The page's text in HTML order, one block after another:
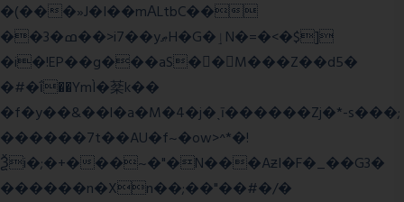
�(���»J�I��mΑLtbC��
��3�ߘ��>i7��yޠH�G�ٳN�=�<�$]
�i�!EP��g���aS��M���Z��d5�
�#�ΐ��YmÌ�棻k��
�f�y��&��l�a�M�4�j�ˎī������Zj�*-s���;
������7t� �AU�f~�ow>^*�!
Ѯi�;�+���~�"�N���AƶI�F�_��G3�
������n�Xn��;��"��#�/�